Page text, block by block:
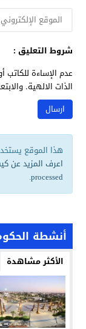
شروط التعليق :
عدم الإساءة للكاتب
الذات الالهية.
هذا الموقع
اعرف المزيد عن
processed
.
أنشطة
الأكثر مشاهدة